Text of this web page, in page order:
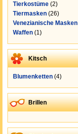
Tierkostüme (2)
Tiermasken (26)
Venezianische Masken
Waffen (1)
Kitsch
Blumenketten (4)
Brillen